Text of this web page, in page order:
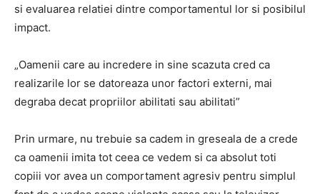
si evaluarea relatiei dintre comportamentul lor si posibilul
impact.
„Oamenii care au incredere in sine scazuta cred ca
realizarile lor se datoreaza unor factori externi, mai
degraba decat propriilor abilitati sau abilitati”
Prin urmare, nu trebuie sa cadem in greseala de a crede
ca oamenii imita tot ceea ce vedem si ca absolut toti
copiii vor avea un comportament agresiv pentru simplul